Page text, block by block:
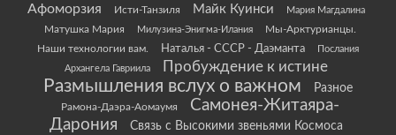
Афоморзия
Исти-Танзиля Майк Куинси Мария Магдалина
Матушка Мария Милузина-Энигма-Илания
Мы-Арктурианцы.
Наши технологии вам.
Наталья - СССР - Даэманта
Послания
Архангела Гавриила
Пробуждение к истине
Размышления вслух о важном Разное
Рамона-Даэра-Аомаумя
Самонея-Житаяра-
Дарония
Связь с Высокими звеньями Космоса